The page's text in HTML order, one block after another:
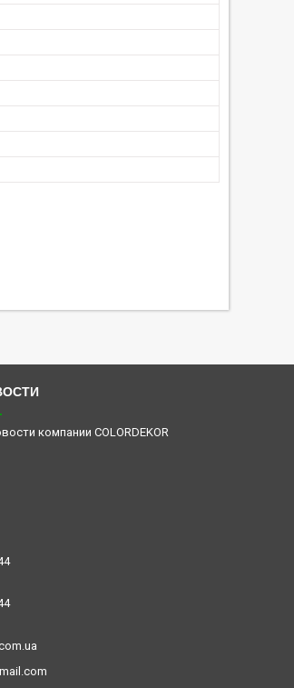
компании COLORDEKOR